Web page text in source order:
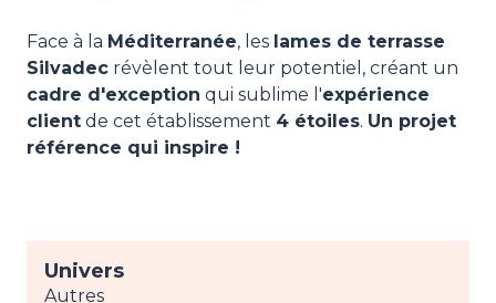
Face à la Méditerranée, les lames de terrasse
Silvadec révèlent tout leur potentiel, créant un
cadre d'exception qui sublime l'expérience
client de cet établissement 4 étoiles. Un projet
référence qui inspire !
Univers
Autres